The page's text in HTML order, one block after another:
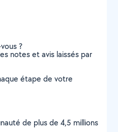
?
notes et avis laissés par
étape de votre
de plus de 4,5 millions